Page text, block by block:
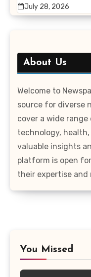
July 28, 2026
About Us
Welcome to
source for diverse
cover a wide
technology,
valuable insights
platform is open
their expertise and
You Missed